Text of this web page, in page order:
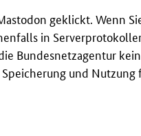
geklickt. Wenn
in
Bundesnetzagentur
und Nutzung